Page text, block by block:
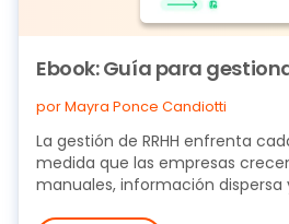
Ebook: Guía para
por Mayra Ponce Candiotti
La gestión de RRHH enfrenta
medida que las empresas
manuales, información dispersa